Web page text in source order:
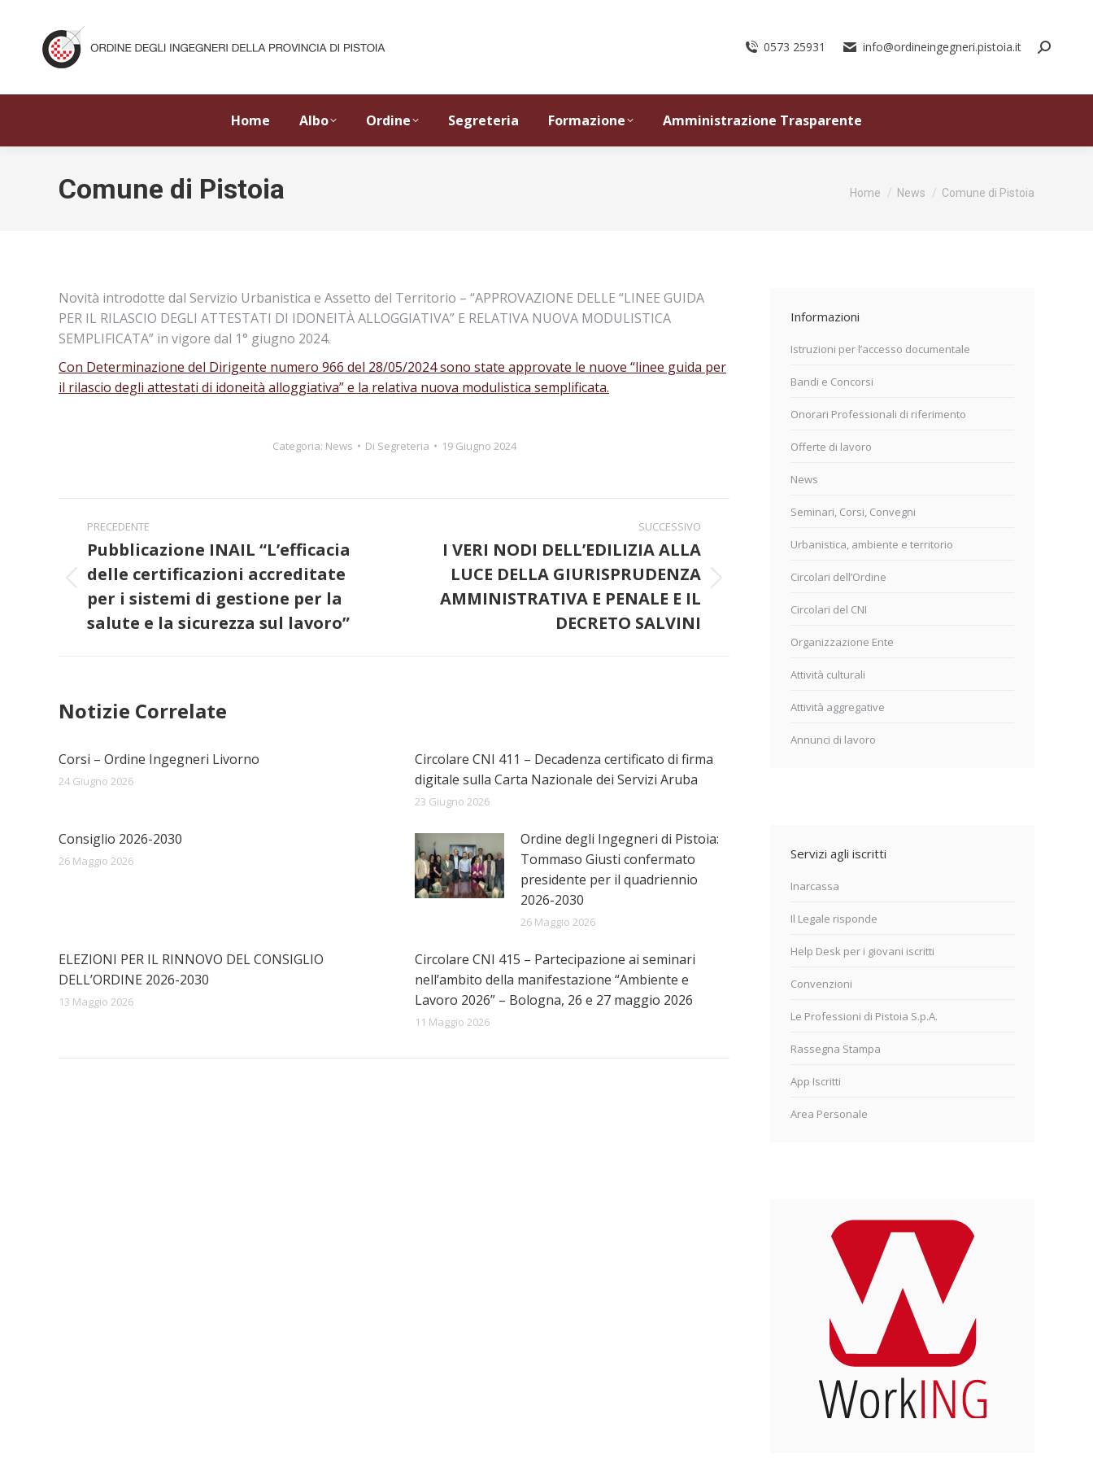
0573 25931 info@ordineingegneri.pistoia.it
Home Albo Ordine Segreteria Formazione Amministrazione Trasparente
Comune di Pistoia Tu sei qui:
Home News Comune di Pistoia
Novità introdotte dal Servizio Urbanistica e Assetto del Territorio – “APPROVAZIONE DELLE “LINEE GUIDA
PER IL RILASCIO DEGLI ATTESTATI DI IDONEITÀ ALLOGGIATIVA” E RELATIVA NUOVA MODULISTICA
SEMPLIFICATA” in vigore dal 1° giugno 2024.
Con Determinazione del Dirigente numero 966 del 28/05/2024 sono state approvate le nuove “linee guida per
il rilascio degli attestati di idoneità alloggiativa” e la relativa nuova modulistica semplificata.
Categoria: News Di Segreteria 19 Giugno 2024
Naviga
tra
i
post
PRECEDENTE
Post
precedente:
Pubblicazione INAIL “L’efficacia
delle certificazioni accreditate
per i sistemi di gestione per la
salute e la sicurezza sul lavoro”
SUCCESSIVO
Prossimo
post:
I VERI NODI DELL’EDILIZIA ALLA
LUCE DELLA GIURISPRUDENZA
AMMINISTRATIVA E PENALE E IL
DECRETO SALVINI
Notizie Correlate
Corsi – Ordine Ingegneri Livorno
24 Giugno 2026
Circolare CNI 411 – Decadenza certificato di firma
digitale sulla Carta Nazionale dei Servizi Aruba
23 Giugno 2026
Consiglio 2026-2030
26 Maggio 2026
Ordine degli Ingegneri di Pistoia:
Tommaso Giusti confermato
presidente per il quadriennio
2026-2030
26 Maggio 2026
ELEZIONI PER IL RINNOVO DEL CONSIGLIO
DELL’ORDINE 2026-2030
13 Maggio 2026
Circolare CNI 415 – Partecipazione ai seminari
nell’ambito della manifestazione “Ambiente e
Lavoro 2026” – Bologna, 26 e 27 maggio 2026
11 Maggio 2026
Informazioni
Istruzioni per l’accesso documentale
Bandi e Concorsi
Onorari Professionali di riferimento
Offerte di lavoro
News
Seminari, Corsi, Convegni
Urbanistica, ambiente e territorio
Circolari dell’Ordine
Circolari del CNI
Organizzazione Ente
Attività culturali
Attività aggregative
Annunci di lavoro
Servizi agli iscritti
Inarcassa
Il Legale risponde
Help Desk per i giovani iscritti
Convenzioni
Le Professioni di Pistoia S.p.A.
Rassegna Stampa
App Iscritti
Area Personale